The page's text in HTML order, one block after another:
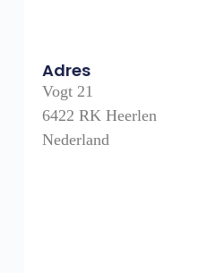
Adres
Vogt 21
6422 RK Heerlen
Nederland